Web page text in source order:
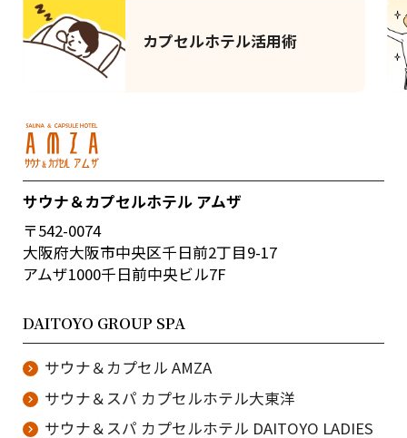
カプセルホテル活用術
サウナ＆カプセルホテル アムザ
〒542-0074
大阪府大阪市中央区千日前2丁目9-17
アムザ1000千日前中央ビル7F
DAITOYO GROUP SPA
サウナ＆カプセル AMZA
サウナ＆スパ カプセルホテル大東洋
サウナ＆スパ カプセルホテル DAITOYO LADIES